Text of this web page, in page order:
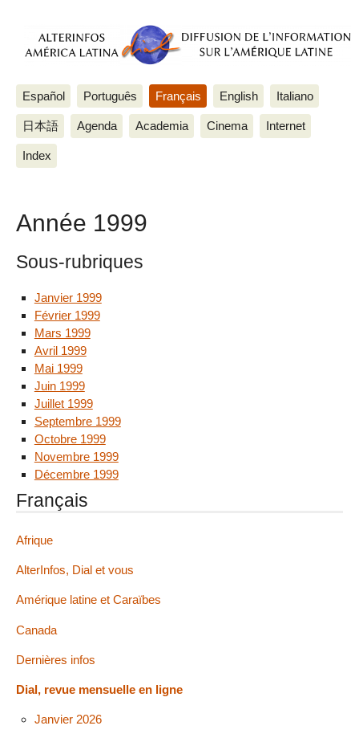
Español Português Français English Italiano
日本語 Agenda Academia Cinema Internet
Index
Année 1999
Sous-rubriques
Janvier 1999
Février 1999
Mars 1999
Avril 1999
Mai 1999
Juin 1999
Juillet 1999
Septembre 1999
Octobre 1999
Novembre 1999
Décembre 1999
Français
Afrique
AlterInfos, Dial et vous
Amérique latine et Caraïbes
Canada
Dernières infos
Dial, revue mensuelle en ligne
Janvier 2026